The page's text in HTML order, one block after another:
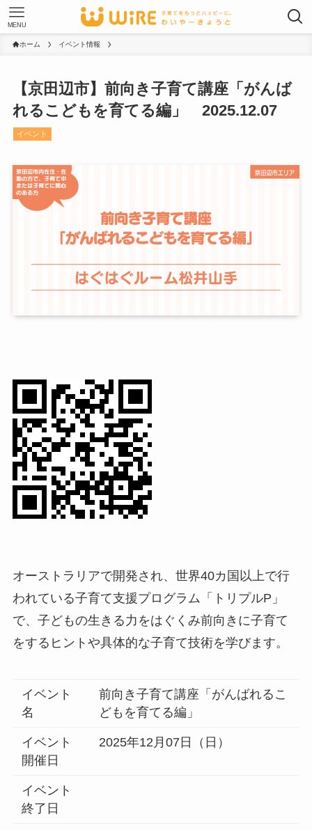
MENU
ホーム イベント情報
【京田辺市】前向き子育て講座「がんば
れるこどもを育てる編」 2025.12.07
イベント
オーストラリアで開発され、世界40カ国以上で行
われている子育て支援プログラム「トリプルP」
で、子どもの生きる力をはぐくみ前向きに子育て
をするヒントや具体的な子育て技術を学びます。
イベント
名
前向き子育て講座「がんばれるこ
どもを育てる編」
イベント
開催日
2025年12月07日（日）
イベント
終了日